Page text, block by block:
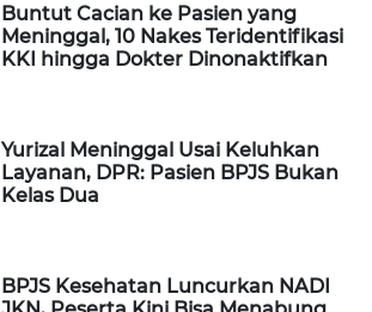
Buntut Cacian ke Pasien yang
Meninggal, 10 Nakes Teridentifikasi
KKI hingga Dokter Dinonaktifkan
Yurizal Meninggal Usai Keluhkan
Layanan, DPR: Pasien BPJS Bukan
Kelas Dua
BPJS Kesehatan Luncurkan NADI